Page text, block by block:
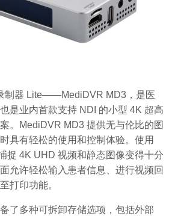
制器 Lite——MediDVR MD3，是医
是业内首款支持 NDI 的小型 4K 超高
。MediDVR MD3 提供无与伦比的图
具有轻松的使用和控制体验。使用
捉 4K UHD 视频和静态图像变得十分
允许轻松输入患者信息、进行视频回
打印功能。
了多种可拆卸存储选项，包括外部